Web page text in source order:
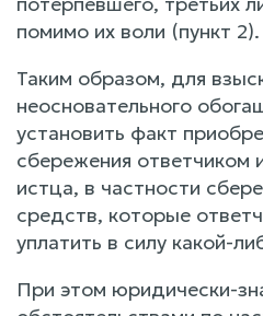
помимо их воли (пункт 2).
Таким образом, для
неосновательного
установить факт
сбережения ответчиком
истца, в частности
средств, которые
уплатить в силу какой-
При этом юридически-